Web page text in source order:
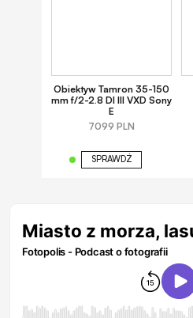
Obiektyw Tamron 35-150
mm f/2-2.8 DI III VXD Sony
E
7099 PLN
SPRAWDŹ